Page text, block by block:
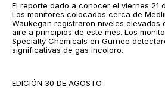
El reporte dado a conocer el viernes 21
Los monitores colocados cerca de
Waukegan registraron niveles elevados
aire a principios de este mes. Los
Specialty Chemicals en Gurnee
significativas de gas incoloro.
EDICIÓN 30 DE AGOSTO